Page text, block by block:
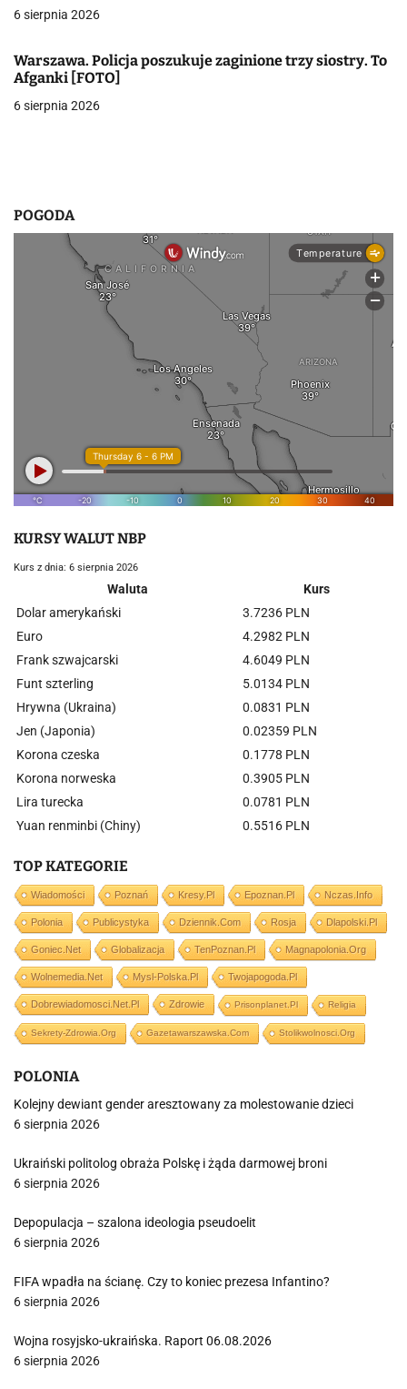
p
i
s
6 sierpnia 2026
Warszawa. Policja poszukuje zaginione trzy siostry. To
Afganki [FOTO]
6 sierpnia 2026
POGODA
KURSY WALUT NBP
Kurs z dnia: 6 sierpnia 2026
Waluta
Kurs
Dolar amerykański
3.7236 PLN
Euro
4.2982 PLN
Frank szwajcarski
4.6049 PLN
Funt szterling
5.0134 PLN
Hrywna (Ukraina)
0.0831 PLN
Jen (Japonia)
0.02359 PLN
Korona czeska
0.1778 PLN
Korona norweska
0.3905 PLN
Lira turecka
0.0781 PLN
Yuan renminbi (Chiny)
0.5516 PLN
TOP KATEGORIE
Wiadomości Poznań Kresy.pl Epoznan.pl Nczas.info
Polonia Publicystyka Dziennik.com Rosja Dlapolski.pl
Goniec.net Globalizacja TenPoznan.pl Magnapolonia.org
Wolnemedia.net Mysl-Polska.pl Twojapogoda.pl
Dobrewiadomosci.net.pl Zdrowie Prisonplanet.pl Religia
Sekrety-Zdrowia.org Gazetawarszawska.com Stolikwolnosci.org
POLONIA
Kolejny dewiant gender aresztowany za molestowanie dzieci
6 sierpnia 2026
Ukraiński politolog obraża Polskę i żąda darmowej broni
6 sierpnia 2026
Depopulacja – szalona ideologia pseudoelit
6 sierpnia 2026
FIFA wpadła na ścianę. Czy to koniec prezesa Infantino?
6 sierpnia 2026
Wojna rosyjsko-ukraińska. Raport 06.08.2026
6 sierpnia 2026